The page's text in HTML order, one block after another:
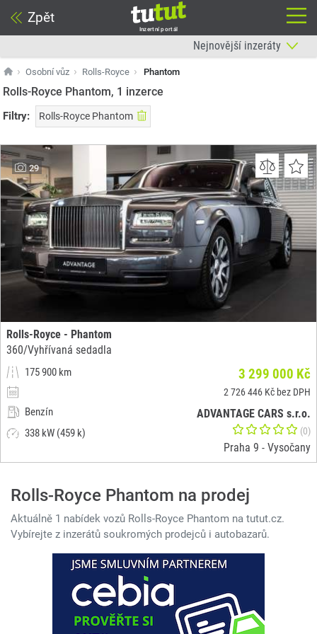
Zpět
Inzertní portál
Osobní vůz Rolls-Royce Phantom
Rolls-Royce Phantom, 1 inzerce
Filtry: Rolls-Royce Phantom
29
Rolls-Royce - Phantom
360/Vyhřívaná sedadla
175 900 km
Benzín
338 kW (459 k)
3 299 000 Kč
2 726 446 Kč bez DPH
ADVANTAGE CARS s.r.o.
(0)
Praha 9 - Vysočany
Rolls-Royce Phantom na prodej
Aktuálně 1 nabídek vozů Rolls-Royce Phantom na tutut.cz.
Vybírejte z inzerátů soukromých prodejců i autobazarů.